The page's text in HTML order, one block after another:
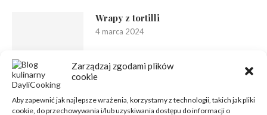
Zarządzaj zgodami plików
cookie
Aby zapewnić jak najlepsze wrażenia, korzystamy z technologii, takich jak pliki
cookie, do przechowywania i/lub uzyskiwania dostępu do informacji o
Wrapy z tortilli
4 marca 2024